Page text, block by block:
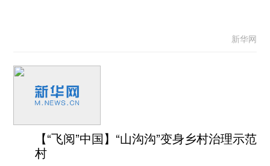
新华网
【“飞阅”中国】“山沟沟”变身乡村治理示范
村